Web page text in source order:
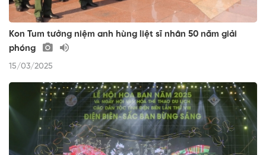
Kon Tum tưởng niệm anh hùng liệt sĩ nhân 50 năm giải
phóng
15/03/2025